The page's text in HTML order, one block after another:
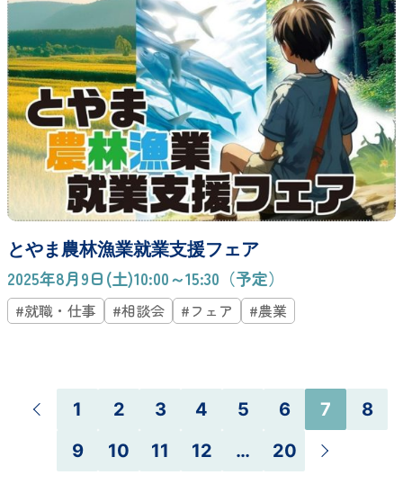
とやま農林漁業就業支援フェア
2025年8月9日(土)10:00～15:30（予定）
#就職・仕事 #相談会 #フェア #農業
1 2 3 4 5 6 7
8
9
10 11 12 … 20